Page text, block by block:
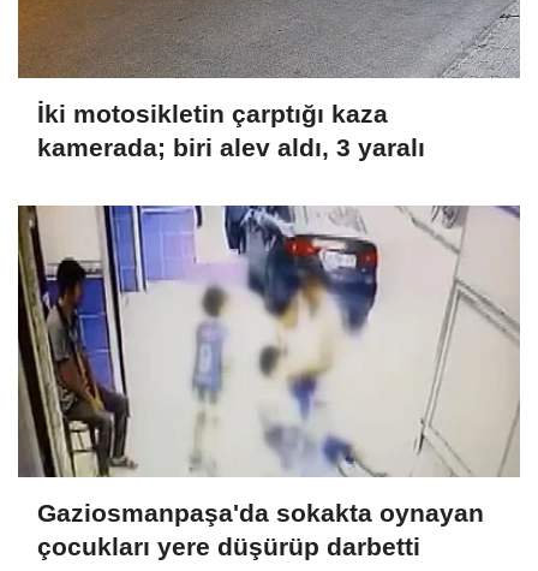
İki motosikletin çarptığı kaza
kamerada; biri alev aldı, 3 yaralı
Gaziosmanpaşa'da sokakta oynayan
çocukları yere düşürüp darbetti